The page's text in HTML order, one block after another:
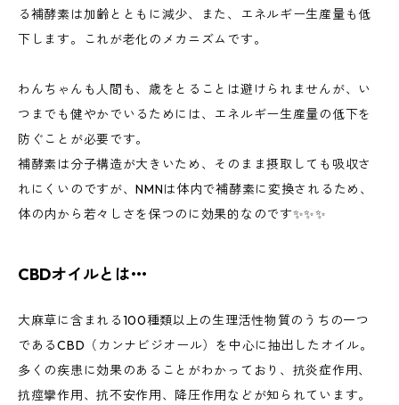
る補酵素は加齢とともに減少、また、エネルギー生産量も低
下します。これが老化のメカニズムです。
わんちゃんも人間も、歳をとることは避けられませんが、い
つまでも健やかでいるためには、エネルギー生産量の低下を
防ぐことが必要です。
補酵素は分子構造が大きいため、そのまま摂取しても吸収さ
れにくいのですが、NMNは体内で補酵素に変換されるため、
体の内から若々しさを保つのに効果的なのです✨✨✨
CBDオイルとは•••
大麻草に含まれる100種類以上の生理活性物質のうちの一つ
であるCBD（カンナビジオール）を中心に抽出したオイル。
多くの疾患に効果のあることがわかっており、抗炎症作用、
抗痙攣作用、抗不安作用、降圧作用などが知られています。